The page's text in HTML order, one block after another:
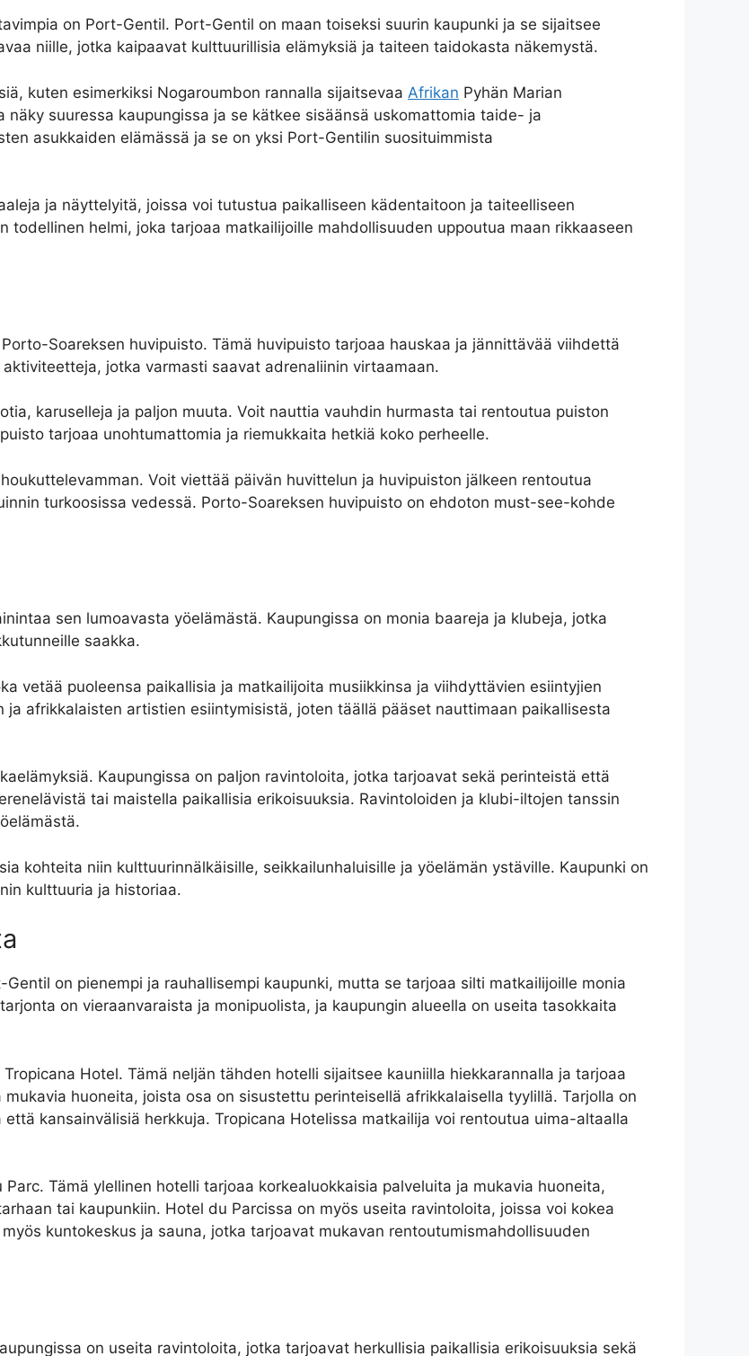
on Port-Gentil. Port-Gentil on maan toiseksi suurin kaupunki ja se sijaitsee
niille, jotka kaipaavat kulttuurillisia elämyksiä ja taiteen taidokasta näkemystä.
kuten esimerkiksi Nogaroumbon rannalla sijaitsevaa Afrikan Pyhän Marian
suuressa kaupungissa ja se kätkee sisäänsä uskomattomia taide- ja
asukkaiden elämässä ja se on yksi Port-Gentilin suosituimmista
ja näyttelyitä, joissa voi tutustua paikalliseen kädentaitoon ja taiteelliseen
helmi, joka tarjoaa matkailijoille mahdollisuuden uppoutua maan rikkaaseen
Soareksen huvipuisto. Tämä huvipuisto tarjoaa hauskaa ja jännittävää viihdettä
jotka varmasti saavat adrenaliinin virtaamaan.
karuselleja ja paljon muuta. Voit nauttia vauhdin hurmasta tai rentoutua puiston
tarjoaa unohtumattomia ja riemukkaita hetkiä koko perheelle.
Voit viettää päivän huvittelun ja huvipuiston jälkeen rentoutua
turkoosissa vedessä. Porto-Soareksen huvipuisto on ehdoton must-see-kohde
sen lumoavasta yöelämästä. Kaupungissa on monia baareja ja klubeja, jotka
saakka.
vetää puoleensa paikallisia ja matkailijoita musiikkinsa ja viihdyttävien esiintyjien
ja afrikkalaisten artistien esiintymisistä, joten täällä pääset nauttimaan paikallisesta
Kaupungissa on paljon ravintoloita, jotka tarjoavat sekä perinteistä että
tai maistella paikallisia erikoisuuksia. Ravintoloiden ja klubi-iltojen tanssin
kohteita niin kulttuurinnälkäisille, seikkailunhaluisille ja yöelämän ystäville. Kaupunki on
kulttuuria ja historiaa.
on pienempi ja rauhallisempi kaupunki, mutta se tarjoaa silti matkailijoille monia
on vieraanvaraista ja monipuolista, ja kaupungin alueella on useita tasokkaita
Hotel. Tämä neljän tähden hotelli sijaitsee kauniilla hiekkarannalla ja tarjoaa
huoneita, joista osa on sisustettu perinteisellä afrikkalaisella tyylillä. Tarjolla on
kansainvälisiä herkkuja. Tropicana Hotelissa matkailija voi rentoutua uima-altaalla
Tämä ylellinen hotelli tarjoaa korkealuokkaisia ​​palveluita ja mukavia huoneita,
tai kaupunkiin. Hotel du Parcissa on myös useita ravintoloita, joissa voi kokea
kuntokeskus ja sauna, jotka tarjoavat mukavan rentoutumismahdollisuuden
on useita ravintoloita, jotka tarjoavat herkullisia paikallisia erikoisuuksia sekä